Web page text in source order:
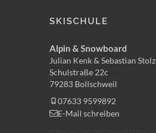
SKISCHULE
Alpin & Snowboard
Julian Kenk & Sebastian Stolz
Schulstraße 22c
79283 Bollschweil
07633 9599892
E-Mail schreiben